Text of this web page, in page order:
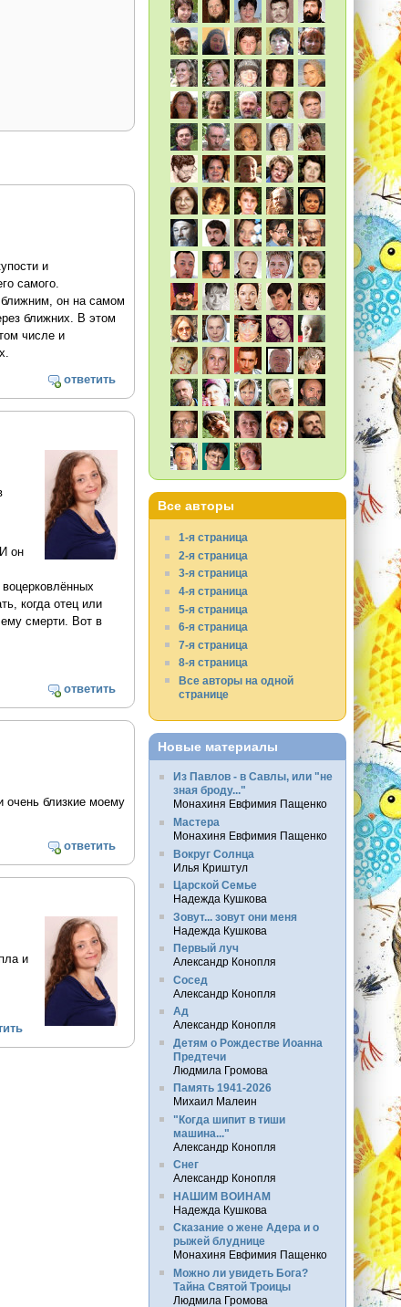
и
самого.
он на самом
ближних. В этом
числе и
ответить
он
когда отец или
смерти. Вот в
ответить
очень близкие моему
ответить
и
Все авторы
1-я страница
2-я страница
3-я страница
4-я страница
5-я страница
6-я страница
7-я страница
8-я страница
Все авторы на одной
странице
Новые материалы
Из Павлов - в Савлы, или "не
зная броду..."
Монахиня Евфимия Пащенко
Мастера
Монахиня Евфимия Пащенко
Вокруг Солнца
Илья Криштул
Царской Семье
Надежда Кушкова
Зовут... зовут они меня
Надежда Кушкова
Первый луч
Александр Конопля
Сосед
Александр Конопля
Ад
Александр Конопля
Детям о Рождестве Иоанна
Предтечи
Людмила Громова
Память 1941-2026
Михаил Малеин
"Когда шипит в тиши
машина..."
Александр Конопля
Снег
Александр Конопля
НАШИМ ВОИНАМ
Надежда Кушкова
Сказание о жене Адера и о
рыжей блуднице
Монахиня Евфимия Пащенко
Можно ли увидеть Бога?
Тайна Святой Троицы
Людмила Громова